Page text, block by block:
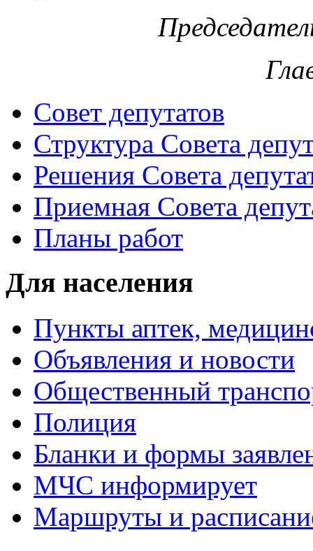
Совет депутатов
Структура Совета
Решения Совета
Приемная Совета
Планы работ
Для населения
Пункты аптек,
Объявления и новости
Общественный
Полиция
Бланки и формы
МЧС информирует
Маршруты и